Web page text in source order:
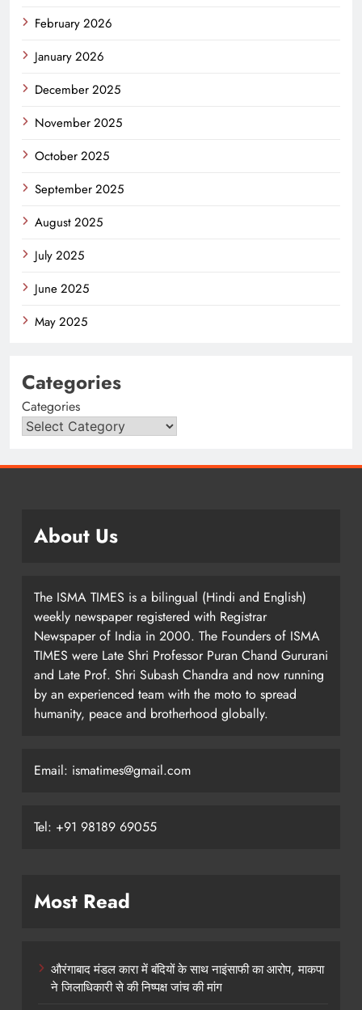
February 2026
January 2026
December 2025
November 2025
October 2025
September 2025
August 2025
July 2025
June 2025
May 2025
Categories
Categories
About Us
The ISMA TIMES is a bilingual (Hindi and English)
weekly newspaper registered with Registrar
Newspaper of India in 2000. The Founders of ISMA
TIMES were Late Shri Professor Puran Chand Gururani
and Late Prof. Shri Subash Chandra and now running
by an experienced team with the moto to spread
humanity, peace and brotherhood globally.
Email: ismatimes@gmail.com
Tel: +91 98189 69055
Most Read
औरंगाबाद मंडल कारा में बंदियों के साथ नाइंसाफी का आरोप, माकपा
ने जिलाधिकारी से की निष्पक्ष जांच की मांग